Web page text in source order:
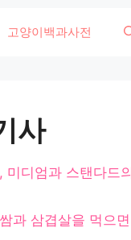
고양이백과사전
사
미디엄과 스탠다드
과 삼겹살을 먹으